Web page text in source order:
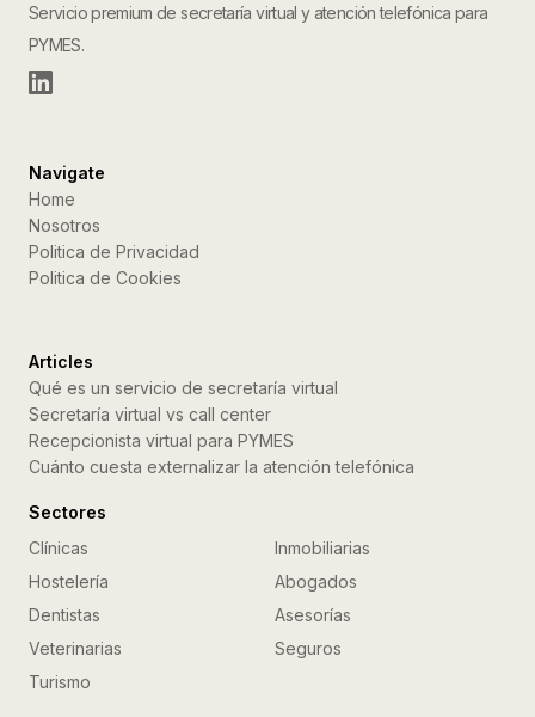
Servicio premium de secretaría virtual y atención telefónica para
PYMES.
Navigate
Home
Nosotros
Politica de Privacidad
Politica de Cookies
Articles
Qué es un servicio de secretaría virtual
Secretaría virtual vs call center
Recepcionista virtual para PYMES
Cuánto cuesta externalizar la atención telefónica
Sectores
Clínicas
Inmobiliarias
Hostelería
Abogados
Dentistas
Asesorías
Veterinarias
Seguros
Turismo